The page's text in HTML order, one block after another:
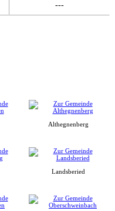
---
Althegnenberg
Landsberied